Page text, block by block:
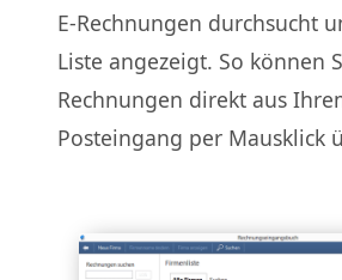
E-Rechnungen durchsucht
Liste angezeigt. So können
Rechnungen direkt aus
Posteingang per Mausklick